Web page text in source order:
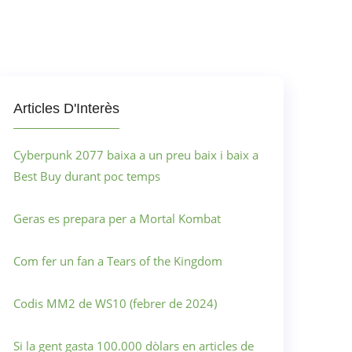
Articles D'Interès
Cyberpunk 2077 baixa a un preu baix i baix a
Best Buy durant poc temps
Geras es prepara per a Mortal Kombat
Com fer un fan a Tears of the Kingdom
Codis MM2 de WS10 (febrer de 2024)
Si la gent gasta 100.000 dòlars en articles de